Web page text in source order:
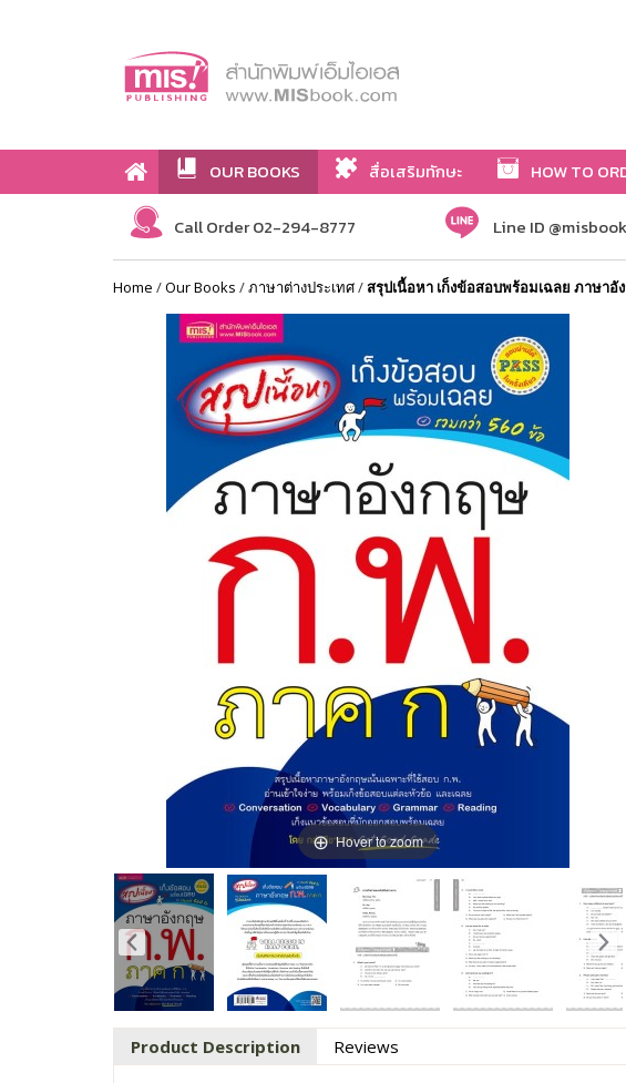
OUR BOOKS สื่อเสริมทักษะ HOW TO
Call Order 02-294-8777 Line ID @misbook
Home /Our Books /ภาษาต่างประเทศ/สรุปเนื้อหา เก็งข้อสอบพร้อมเฉลย ภาษา
Hover to zoom
Product Description Reviews